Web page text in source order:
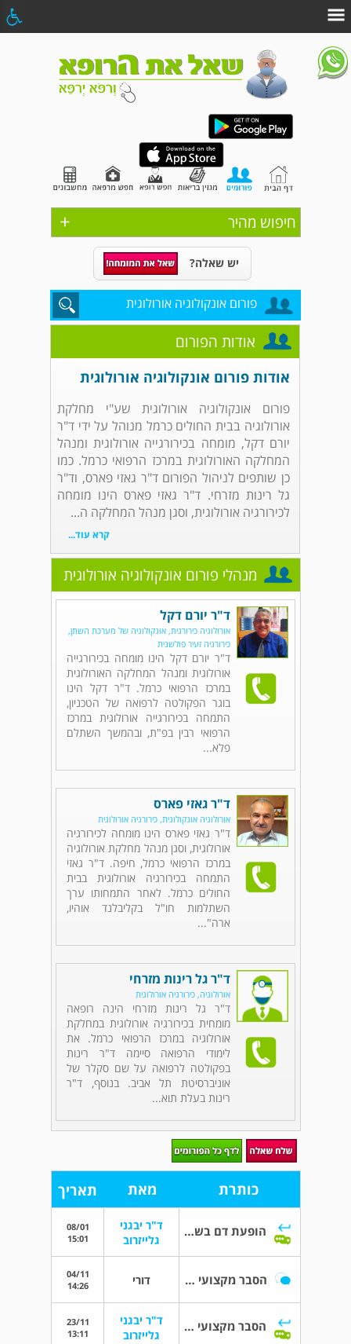
+ חיפוש מהיר
יש שאלה?
פורום אונקולוגיה אורולוגית
אודות הפורום
אודות פורום אונקולוגיה אורולוגית
פורום אונקולוגיה אורולוגית שע"י מחלקת
אורולוגיה בבית החולים כרמל מנוהל על ידי ד"ר
יורם דקל, מומחה בכירורגייה אורולוגית ומנהל
המחלקה האורולוגית במרכז הרפואי כרמל. כמו
כן שותפים לניהול הפורום ד"ר גאזי פארס, וד"ר
גל רינות מזרחי. ד"ר גאזי פארס הינו מומחה
לכירורגיה אורולוגית, וסגן מנהל המחלקה ה...
קרא עוד...
מנהלי פורום אונקולוגיה אורולוגית
ד"ר יורם דקל
אורולוגיה כירורגית, אונקולוגיה של מערכת השתן,
כירורגיה זעיר פולשנית
ד"ר יורם דקל הינו מומחה בכירורגייה
אורולוגית ומנהל המחלקה האורולוגית
במרכז הרפואי כרמל. ד"ר דקל הינו
בוגר הפקולטה לרפואה של הטכניון,
התמחה בכירורגייה אורולוגית במרכז
הרפואי רבין בפ"ת, ובהמשך השתלם
פלא...
ד"ר גאזי פארס
אורולוגיה אונקולוגית, כירורגיה אורולוגית
ד"ר גאזי פארס הינו מומחה לכירורגיה
אורולוגית, וסגן מנהל מחלקת אורולוגיה
במרכז הרפואי כרמל, חיפה. ד"ר גאזי
התמחה בכירורגיה אורולוגית בבית
החולים כרמל. לאחר התמחותו ערך
השתלמות חו"ל בקליבלנד אוהיו,
ארה"...
ד"ר גל רינות מזרחי
אורולוגיה, כירורגיה אורולוגית
ד"ר גל רינות מזרחי הינה רופאה
מומחית בכירורגיה אורולוגית במחלקת
אורולוגיה במרכז הרפואי כרמל. את
לימודי הרפואה סיימה ד"ר רינות
בפקולטה לרפואה על שם סקלר של
אוניברסיטת תל אביב. בנוסף, ד"ר
רינות בעלת תוא...
כותרת מאת תאריך
הופעת דם בשתן לאחר BCG
ד"ר יבגני
גלייזרוב
08/01
15:01
הסבר מקצועי על תוצאות ביופסיה דורי
04/11
14:26
הסבר מקצועי על תוצאות ביופסיה
ד"ר יבגני
גלייזרוב
23/11
13:11